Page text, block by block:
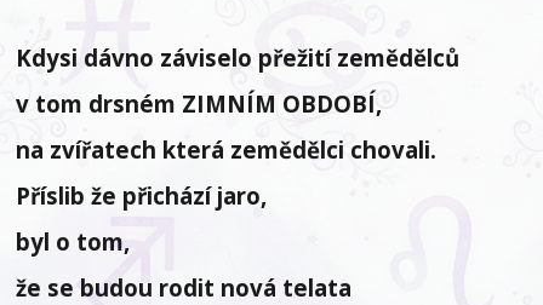
Kdysi dávno záviselo přežití zemědělců
v tom drsném ZIMNÍM OBDOBÍ,
na zvířatech která zemědělci chovali.
Příslib že přichází jaro,
byl o tom,
že se budou rodit nová telata